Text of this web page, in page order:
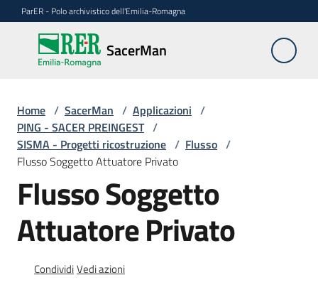
Vai al contenuto
Vai alla navigazione
Vai al footer
ParER - Polo archivistico dell'Emilia-Romagna
SacerMan
SacerMan
Applicazioni
Menu selezionato
Evolutive
FAQ
Home / SacerMan / Applicazioni /
PING - SACER PREINGEST /
SISMA - Progetti ricostruzione / Flusso /
Flusso Soggetto Attuatore Privato
Flusso Soggetto
Attuatore Privato
CondividiVedi azioni